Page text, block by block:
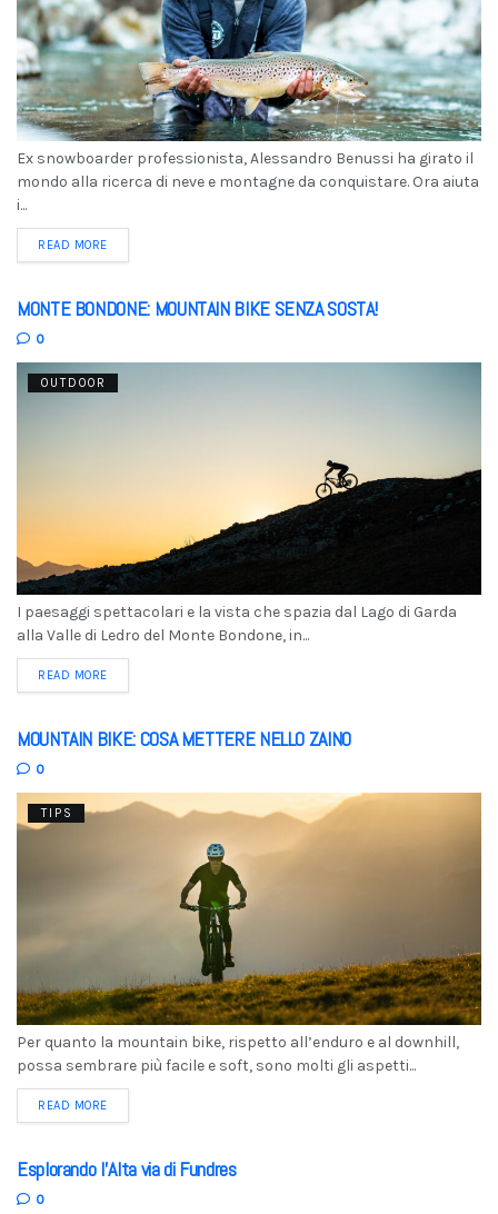
Ex snowboarder professionista, Alessandro Benussi ha girato il
mondo alla ricerca di neve e montagne da conquistare. Ora aiuta
i...
READ MORE
MONTE BONDONE: MOUNTAIN BIKE SENZA SOSTA!
0
OUTDOOR
I paesaggi spettacolari e la vista che spazia dal Lago di Garda
alla Valle di Ledro del Monte Bondone, in...
READ MORE
MOUNTAIN BIKE: COSA METTERE NELLO ZAINO
0
TIPS
Per quanto la mountain bike, rispetto all’enduro e al downhill,
possa sembrare più facile e soft, sono molti gli aspetti...
READ MORE
Esplorando l’Alta via di Fundres
0